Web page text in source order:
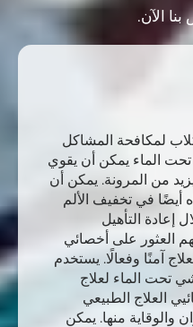
لمكافحة المشاكل
تحت الماء يمكن أن يقوي
من المرونة. يمكن أن
أيضًا في تخفيف الألم
إعادة التأهيل
العثور على أخصائي
آمنًا وفعالًا. يستخدم
تحت الماء لعلاج
العلاج الطبيعي
والوقاية منها. يمكن